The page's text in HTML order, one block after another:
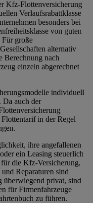
Kfz-Flottenversicherung
Verlaufsrabattklasse
besonders bei
von guten
große
alternativ
Berechnung nach
einzeln abgerechnet
individuell
Da auch der
in der Regel
ihre angefallenen
ein Leasing steuerlich
die Kfz-Versicherung,
Reparaturen sind
überwiegend privat, sind
für Firmenfahrzeuge
zu führen.